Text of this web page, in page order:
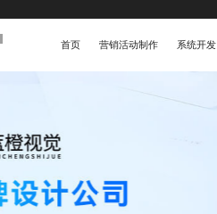
首页 营销活动制作 系统开发